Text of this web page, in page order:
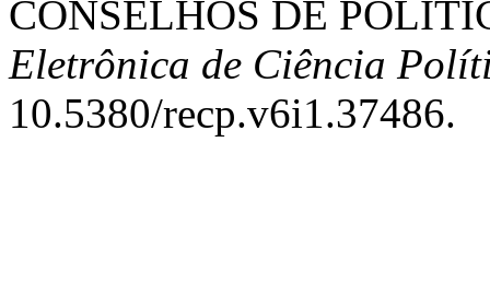
CONSELHOS DE
Eletrônica de Ciência
10.5380/recp.v6i1.37486.